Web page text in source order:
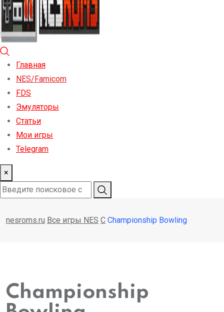
Главная
NES/Famicom
FDS
Эмуляторы
Статьи
Мои игры
Telegram
×
nesroms.ru Все игры NES C Championship Bowling
Championship